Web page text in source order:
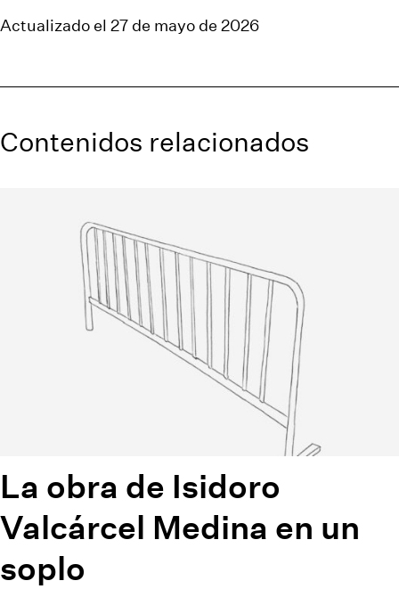
Actualizado el 27 de mayo de 2026
Contenidos relacionados
La obra de Isidoro
Valcárcel Medina en un
soplo